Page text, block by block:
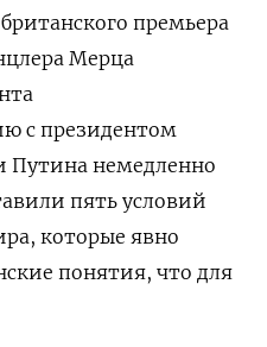
британского премьера
Мерца
с президентом
Путина немедленно
пять условий
которые явно
понятия, что для